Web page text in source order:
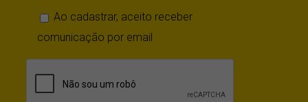
Ao cadastrar, aceito receber
comunicação por email